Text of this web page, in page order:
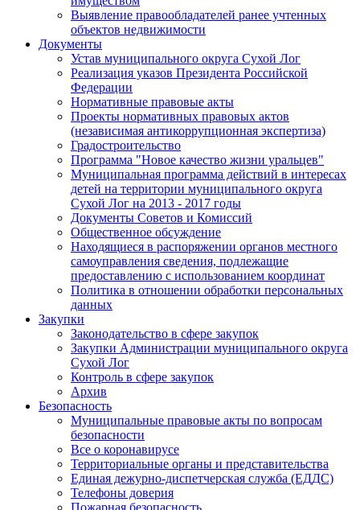
Выявление правообладателей ранее учтенных
объектов недвижимости
Документы
Устав муниципального округа Сухой Лог
Реализация указов Президента Российской
Федерации
Нормативные правовые акты
Проекты нормативных правовых актов
(независимая антикоррупционная экспертиза)
Градостроительство
Программа "Новое качество жизни уральцев"
Муниципальная программа действий в интересах
детей на территории муниципального округа
Сухой Лог на 2013 - 2017 годы
Документы Советов и Комиссий
Общественное обсуждение
Находящиеся в распоряжении органов местного
самоуправления сведения, подлежащие
предоставлению с использованием координат
Политика в отношении обработки персональных
данных
Закупки
Законодательство в сфере закупок
Закупки Администрации муниципального округа
Сухой Лог
Контроль в сфере закупок
Архив
Безопасность
Муниципальные правовые акты по вопросам
безопасности
Все о коронавирусе
Территориальные органы и представительства
Единая дежурно-диспетчерская служба (ЕДДС)
Телефоны доверия
Пожарная безопасность